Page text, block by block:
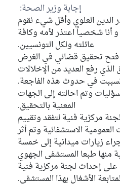
إجابة وزير الصحة:
الدين العلوي وأقل شيء نقوم
و أنا شخصياً اعتذر لأمه وكافة
عائلته ولكل التونسيين.
فتح تحقيق قضائي في الغرض
الذي رفع العديد من الإخلالات
تسببت في حدوث هذه الفاجعة.
وتم احالته إلى الجهات
المعنية بالتحقيق.
مركزية فنية لتفقد وتقييم
الاستشفائية وتم أثر
زيارات ميدانية إلى خمسة
منها طبعا المستشفى الجهوي
على إحداث لجنة مركزية فنية
لمتابعة الأشغال بهذا المستشفى.